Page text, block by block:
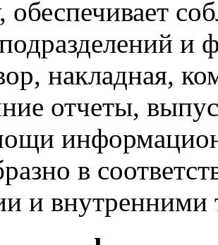
обеспечивает
и
накладная,
отчеты,
в
и внутренними